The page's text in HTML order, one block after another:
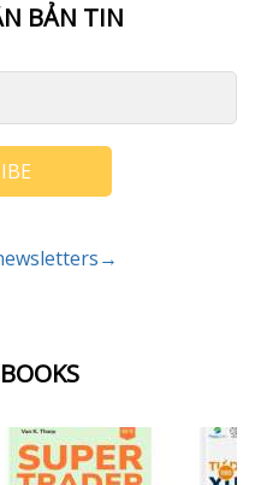
BẢN TIN